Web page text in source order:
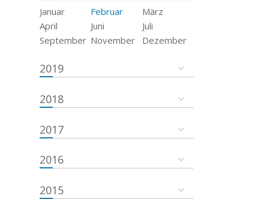
Januar Februar
März
April
Juni
Juli
September November Dezember
2019
2018
2017
2016
2015